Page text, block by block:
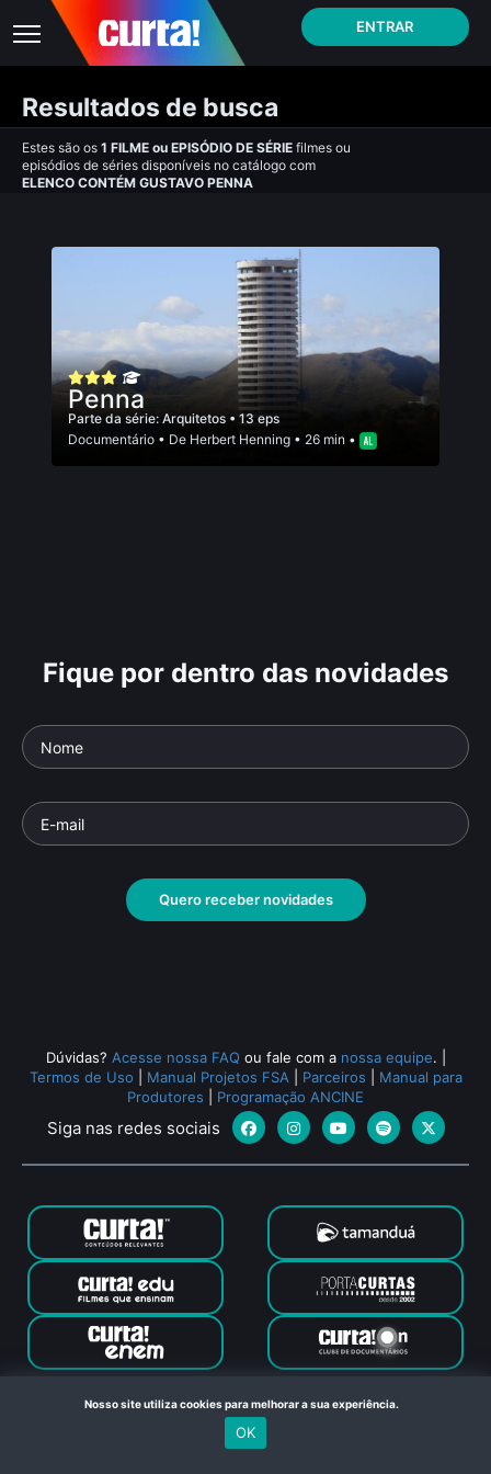
ENTRAR
Resultados de busca
Estes são os 1 FILME ou EPISÓDIO DE SÉRIE filmes ou
episódios de séries disponíveis no catálogo com
ELENCO CONTÉM GUSTAVO PENNA
Penna
Parte da série: Arquitetos • 13 eps
Documentário • De Herbert Henning • 26 min •
Fique por dentro das novidades
Quero receber novidades
Dúvidas? Acesse nossa FAQ ou fale com a nossa equipe.
Termos de Uso
Manual Projetos FSA Parceiros
Manual para
Produtores
Programação ANCINE
Siga nas redes sociais
Canal Curta © 2024. Todos os direitos reservados. Feito com
no Rio de Janeiro
Nosso site utiliza cookies para melhorar a sua experiência.
OK